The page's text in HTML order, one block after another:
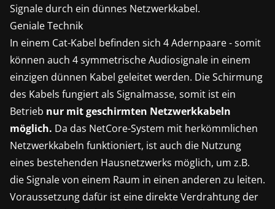
Signale durch ein dünnes Netzwerkkabel.
Geniale Technik
In einem Cat-Kabel befinden sich 4 Adernpaare - somit
können auch 4 symmetrische Audiosignale in einem
einzigen dünnen Kabel geleitet werden. Die Schirmung
des Kabels fungiert als Signalmasse, somit ist ein
Betrieb nur mit geschirmten Netzwerkkabeln
möglich. Da das NetCore-System mit herkömmlichen
Netzwerkkabeln funktioniert, ist auch die Nutzung
eines bestehenden Hausnetzwerks möglich, um z.B.
die Signale von einem Raum in einen anderen zu leiten.
Voraussetzung dafür ist eine direkte Verdrahtung der